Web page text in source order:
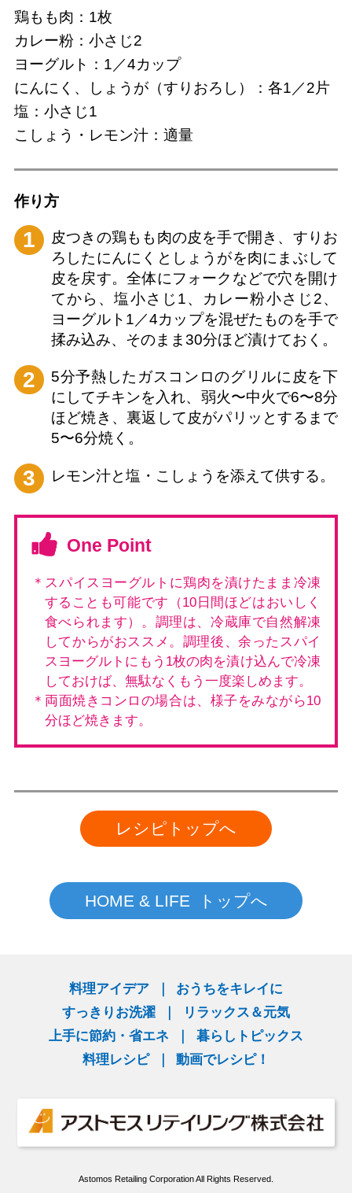
鶏もも肉：1枚
カレー粉：小さじ2
ヨーグルト：1／4カップ
にんにく、しょうが（すりおろし）：各1／2片
塩：小さじ1
こしょう・レモン汁：適量
作り⽅
1
皮つきの鶏もも肉の皮を手で開き、すりお
ろしたにんにくとしょうがを肉にまぶして
皮を戻す。全体にフォークなどで穴を開け
てから、塩小さじ1、カレー粉小さじ2、
ヨーグルト1／4カップを混ぜたものを手で
揉み込み、そのまま30分ほど漬けておく。
2
5分予熱したガスコンロのグリルに皮を下
にしてチキンを入れ、弱火〜中火で6〜8分
ほど焼き、裏返して皮がパリッとするまで
5〜6分焼く。
3 レモン汁と塩・こしょうを添えて供する。
One Point
＊スパイスヨーグルトに鶏肉を漬けたまま冷凍
することも可能です（10日間ほどはおいしく
食べられます）。調理は、冷蔵庫で自然解凍
してからがおススメ。調理後、余ったスパイ
スヨーグルトにもう1枚の肉を漬け込んで冷凍
しておけば、無駄なくもう一度楽しめます。
＊両面焼きコンロの場合は、様子をみながら10
分ほど焼きます。
レシピトップへ
HOME & LIFE トップへ
料理アイデア
おうちをキレイに
すっきりお洗濯
リラックス＆元気
上手に節約・省エネ
暮らしトピックス
料理レシピ
動画でレシピ！
Astomos Retailing Corporation All Rights Reserved.